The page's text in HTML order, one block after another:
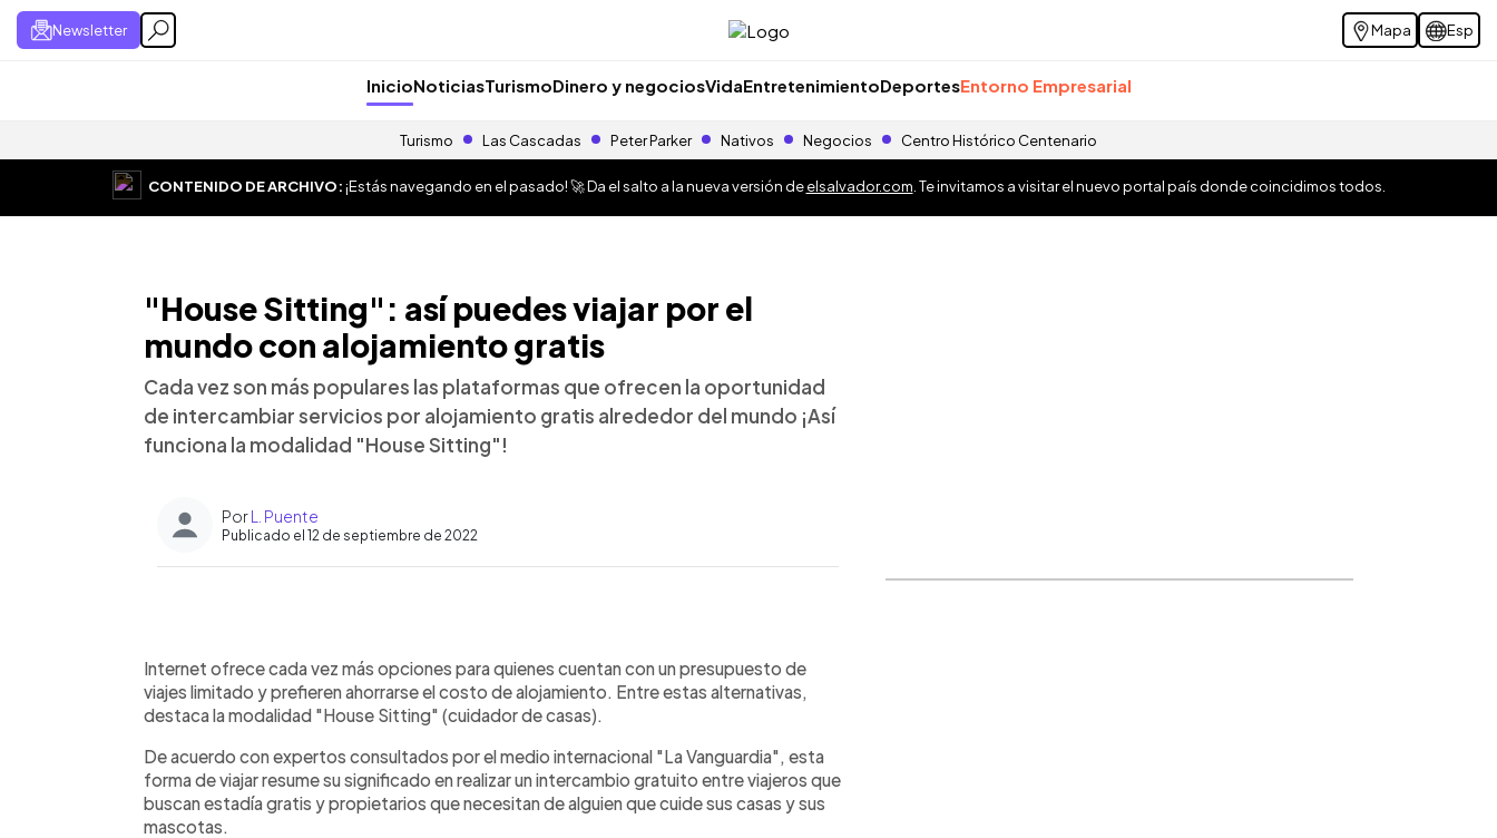
Newsletter Mapa Esp
InicioNoticiasTurismoDinero y negociosVidaEntretenimientoDeportesEntorno Empresarial
Turismo Las Cascadas Peter Parker Nativos Negocios Centro Histórico Centenario
CONTENIDO DE ARCHIVO:¡Estás navegando en el pasado! 🚀 Da el salto a la nueva versión deelsalvador.com . Te invitamos a visitar el nuevo portal país donde coincidimos todos.
"House Sitting": así puedes viajar por el
mundo con alojamiento gratis
Cada vez son más populares las plataformas que ofrecen la oportunidad
de intercambiar servicios por alojamiento gratis alrededor del mundo ¡Así
funciona la modalidad "House Sitting"!
PorL. Puente
Publicado el 12 de septiembre de 2022
► Escuchar artículo
Internet ofrece cada vez más opciones para quienes cuentan con un presupuesto de
viajes limitado y prefieren ahorrarse el costo de alojamiento. Entre estas alternativas,
destaca la modalidad "House Sitting" (cuidador de casas).
De acuerdo con expertos consultados por el medio internacional "La Vanguardia", esta
forma de viajar resume su significado en realizar un intercambio gratuito entre viajeros que
buscan estadía gratis y propietarios que necesitan de alguien que cuide sus casas y sus
mascotas.